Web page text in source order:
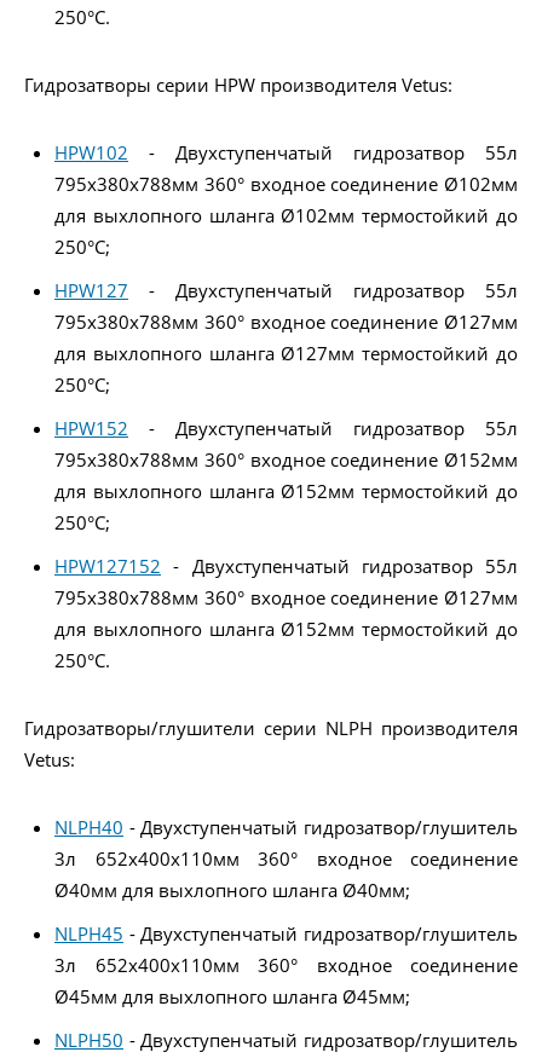
250°C.
Гидрозатворы серии HPW производителя Vetus:
HPW102 - Двухступенчатый гидрозатвор 55л
795x380x788мм 360° входное соединение Ø102мм
для выхлопного шланга Ø102мм термостойкий до
250°C;
HPW127 - Двухступенчатый гидрозатвор 55л
795x380x788мм 360° входное соединение Ø127мм
для выхлопного шланга Ø127мм термостойкий до
250°C;
HPW152 - Двухступенчатый гидрозатвор 55л
795x380x788мм 360° входное соединение Ø152мм
для выхлопного шланга Ø152мм термостойкий до
250°C;
HPW127152 - Двухступенчатый гидрозатвор 55л
795x380x788мм 360° входное соединение Ø127мм
для выхлопного шланга Ø152мм термостойкий до
250°C.
Гидрозатворы/глушители серии NLPH производителя
Vetus:
NLPH40 - Двухступенчатый гидрозатвор/глушитель
3л 652x400x110мм 360° входное соединение
Ø40мм для выхлопного шланга Ø40мм;
NLPH45 - Двухступенчатый гидрозатвор/глушитель
3л 652x400x110мм 360° входное соединение
Ø45мм для выхлопного шланга Ø45мм;
NLPH50 - Двухступенчатый гидрозатвор/глушитель